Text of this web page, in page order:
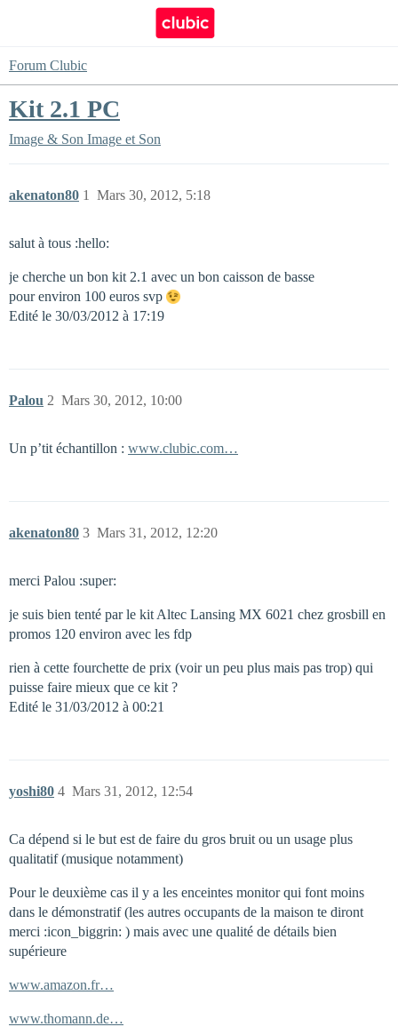
Forum Clubic
Kit 2.1 PC
Image & Son Image et Son
akenaton80 Mars 30, 2012, 5:18
1
salut à tous :hello:
je cherche un bon kit 2.1 avec un bon caisson de basse
pour environ 100 euros svp
Edité le 30/03/2012 à 17:19
Palou Mars 30, 2012, 10:00
2
Un p’tit échantillon : www.clubic.com…
akenaton80 Mars 31, 2012, 12:20
3
merci Palou :super:
je suis bien tenté par le kit Altec Lansing MX 6021 chez grosbill en
promos 120 environ avec les fdp
rien à cette fourchette de prix (voir un peu plus mais pas trop) qui
puisse faire mieux que ce kit ?
Edité le 31/03/2012 à 00:21
yoshi80 Mars 31, 2012, 12:54
4
Ca dépend si le but est de faire du gros bruit ou un usage plus
qualitatif (musique notamment)
Pour le deuxième cas il y a les enceintes monitor qui font moins
dans le démonstratif (les autres occupants de la maison te diront
merci :icon_biggrin: ) mais avec une qualité de détails bien
supérieure
www.amazon.fr…
www.thomann.de…